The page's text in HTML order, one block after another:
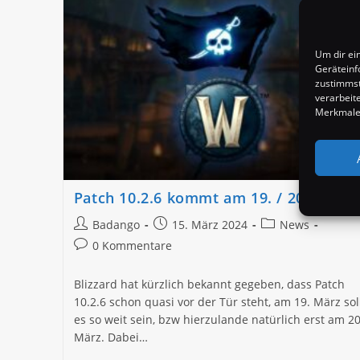
Um dir
Patch 10.2.6 kommt am 19. / 20. März
Beitrags-
Autor:
Badango
Beitrag
veröffentlicht:
15. März 2024
Beitrags-
News
Beitrags-
0 Kommentare
Blizzard hat kürzlich bekannt gegeben, dass Patch
10.2.6 schon quasi vor der Tür steht, am 19. März
es so weit sein, bzw hierzulande natürlich erst am
März. Dabei…